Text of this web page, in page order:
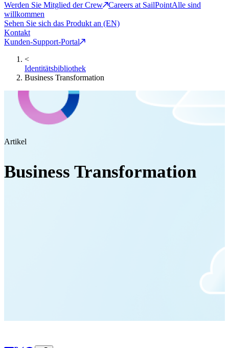
Werden Sie Mitglied der Crew
Careers at SailPointAlle sind
willkommen
Sehen Sie sich das Produkt an (EN)
Kontakt
Kunden-Support-Portal
<
Identitätsbibliothek
Business Transformation
Artikel
Business Transformation